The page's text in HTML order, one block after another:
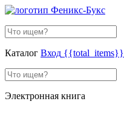
Каталог Вход {{total_items}}
Электронная книга